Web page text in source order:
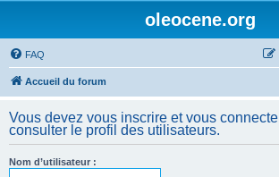
oleocene.org
FAQ
Accueil du forum
Vous devez vous inscrire et vous
consulter le profil des utilisateurs.
Nom d’utilisateur :